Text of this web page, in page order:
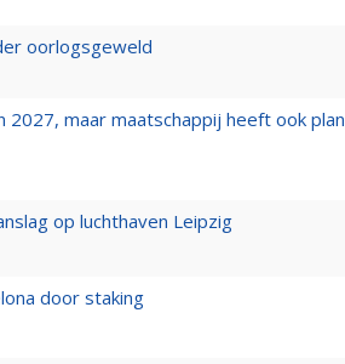
oorlogsgeweld
maar maatschappij heeft ook plan
op luchthaven Leipzig
door staking